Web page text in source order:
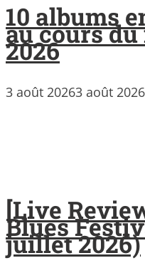
10 albums
au cours
2026
3 août 20263 août 2026
[Live
Blues
juillet 2026)